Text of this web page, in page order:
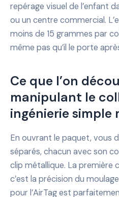
repérage visuel de l’enfant
ou un centre commercial.
moins de 15 grammes par
même pas qu’il le porte
Ce que l’on
manipulant le
ingénierie simple
En ouvrant le paquet, vous
séparés, chacun avec son
clip métallique. La première
c’est la précision du
pour l’AirTag est